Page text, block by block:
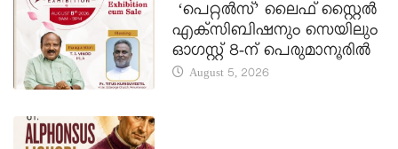
‘പെറ്റൽസ്’ ലൈഫ് സ്റ്റൈൽ
എക്സിബിഷനും സെയിലും
ഓഗസ്റ്റ് 8-ന് പെരുമാനൂരിൽ
August 5, 2026